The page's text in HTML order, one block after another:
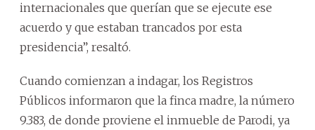
internacionales que querían que se ejecute ese
acuerdo y que estaban trancados por esta
presidencia”, resaltó.
Cuando comienzan a indagar, los Registros
Públicos informaron que la finca madre, la número
9.383, de donde proviene el inmueble de Parodi, ya